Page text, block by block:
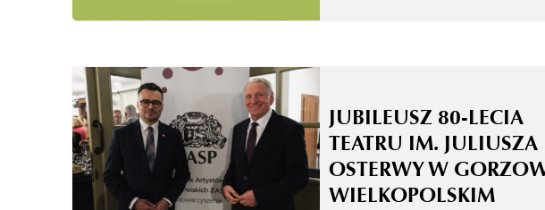
JUBILEUSZ 80-LECIA
TEATRU IM. JULIUSZA
OSTERWY W
WIELKOPOLSKIM